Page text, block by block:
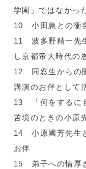
学園」ではなかっ
10 小田急との衝
11 波多野精一先
し京都帝大時代の
12 同窓生からの
講演のお伴として
13 「何をするに
苦境のときの小原
14 小原國芳先生
お伴
15 弟子への情厚